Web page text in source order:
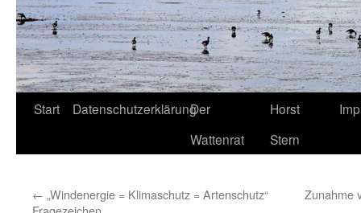
Start DatenschutzerklärungDer
Wattenrat
Horst
Stern
← „Windenergie = Klimaschutz = Artenschutz“
Zunahme